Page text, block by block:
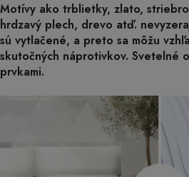
Motívy ako trblietky, zlato,
hrdzavý plech, drevo atď.
sú vytlačené, a preto sa môžu
skutočných náprotivkov. Svetelné
prvkami.